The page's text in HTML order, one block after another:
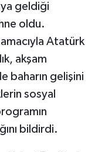
geldiği
oldu.
Atatürk
akşam
baharın gelişini
sosyal
bildirdi.